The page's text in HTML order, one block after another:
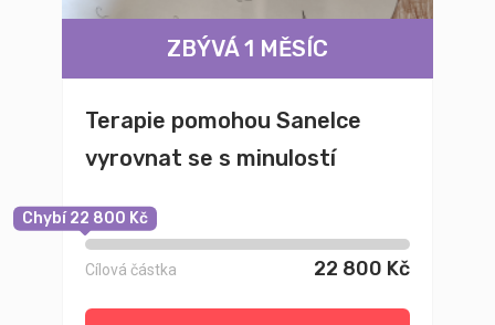
ZBÝVÁ 1 MĚSÍC
Terapie pomohou Sanelce
vyrovnat se s minulostí
Chybí 22 800 Kč
Cílová částka 22 800 Kč